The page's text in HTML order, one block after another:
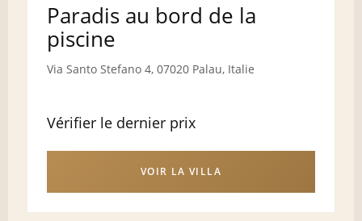
Paradis au bord de la
piscine
Via Santo Stefano 4, 07020 Palau, Italie
Vérifier le dernier prix
VOIR LA VILLA